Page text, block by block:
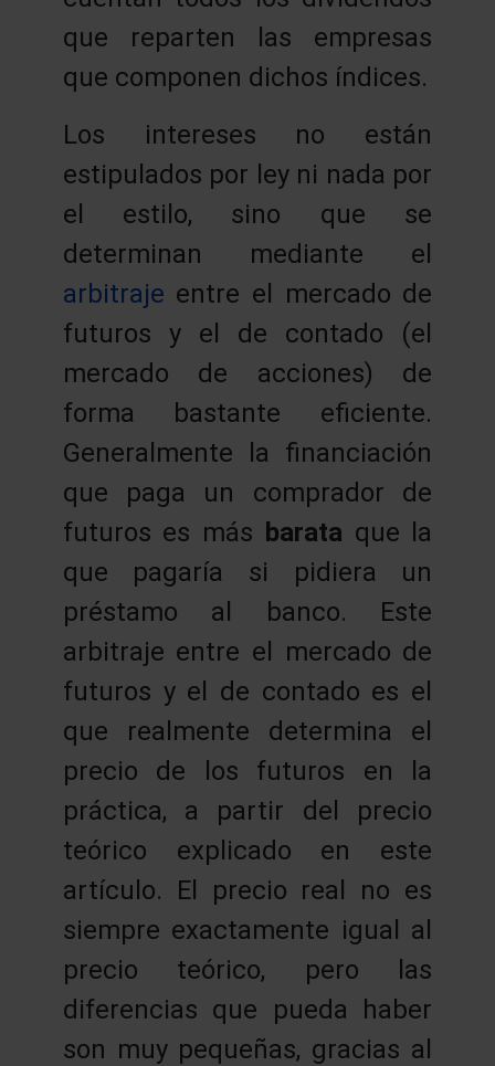
que reparten las empresas
que componen dichos índices.
Los intereses no están
estipulados por ley ni nada por
el estilo, sino que se
determinan mediante el
arbitraje entre el mercado de
futuros y el de contado (el
mercado de acciones) de
forma bastante eficiente.
Generalmente la financiación
que paga un comprador de
futuros es más barata que la
que pagaría si pidiera un
préstamo al banco. Este
arbitraje entre el mercado de
futuros y el de contado es el
que realmente determina el
precio de los futuros en la
práctica, a partir del precio
teórico explicado en este
artículo. El precio real no es
siempre exactamente igual al
precio teórico, pero las
diferencias que pueda haber
son muy pequeñas, gracias al